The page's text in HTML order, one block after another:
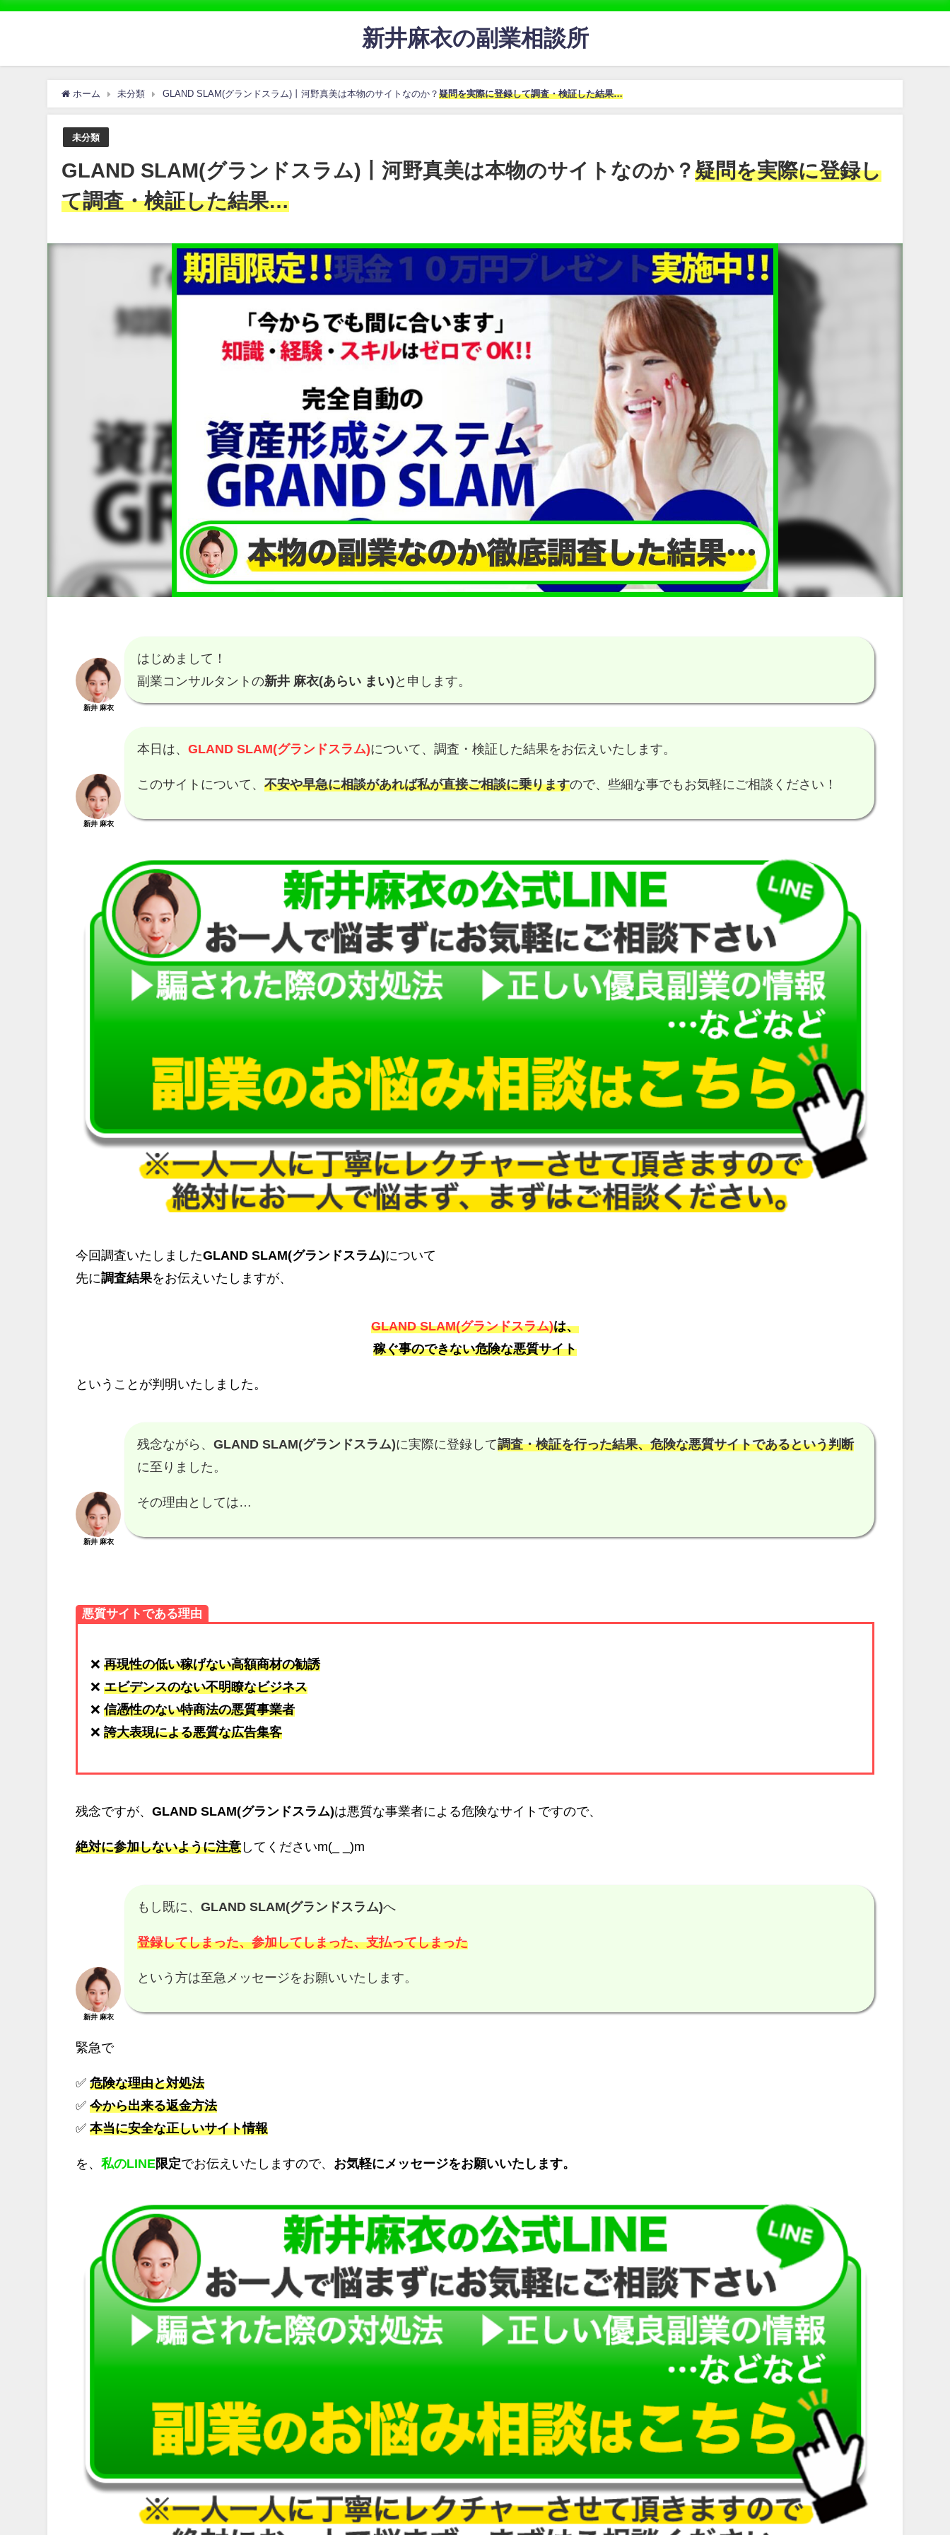
新井麻衣の副業相談所
ホーム 未分類 GLAND SLAM(グランドスラム)丨河野真美は本物のサイトなのか？ 疑問を実際に登録して調査・検証した結果…
未分類
GLAND SLAM(グランドスラム)丨河野真美は本物のサイトなのか？疑問を実際に登録し
て調査・検証した結果…
新井 麻衣
はじめまして！
副業コンサルタントの新井 麻衣(あらい まい) と申します。
新井 麻衣
本日は、GLAND SLAM(グランドスラム)について、調査・検証した結果をお伝えいたします。
このサイトについて、不安や早急に相談があれば私が直接ご相談に乗りますので、些細な事でもお気軽にご相談ください！
今回調査いたしましたGLAND SLAM(グランドスラム)について
先に調査結果をお伝えいたしますが、
GLAND SLAM(グランドスラム)は、
稼ぐ事のできない危険な悪質サイト
ということが判明いたしました。
新井 麻衣
残念ながら、GLAND SLAM(グランドスラム)に実際に登録して調査・検証を行った結果、危険な悪質サイトであるという判断
に至りました。
その理由としては…
悪質サイトである理由
❌再現性の低い稼げない高額商材の勧誘
❌エビデンスのない不明瞭なビジネス
❌信憑性のない特商法の悪質事業者
❌誇大表現による悪質な広告集客
残念ですが、GLAND SLAM(グランドスラム)は悪質な事業者による危険なサイトですので、
絶対に参加しないように注意 してくださいm(_ _)m
新井 麻衣
もし既に、GLAND SLAM(グランドスラム)へ
登録してしまった、参加してしまった、支払ってしまった
という方は至急メッセージをお願いいたします。
緊急で
✅危険な理由と対処法
✅今から出来る返金方法
✅本当に安全な正しいサイト情報
を、私のLINE限定でお伝えいたしますので、 お気軽にメッセージをお願いいたします。